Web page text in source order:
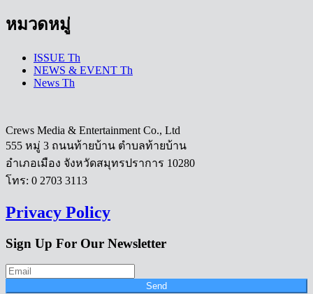
หมวดหมู่
ISSUE Th
NEWS & EVENT Th
News Th
Crews Media & Entertainment Co., Ltd
555 หมู่ 3 ถนนท้ายบ้าน ตำบลท้ายบ้าน
อำเภอเมือง จังหวัดสมุทรปราการ 10280
โทร: 0 2703 3113
Privacy Policy
Sign Up For Our Newsletter
Send